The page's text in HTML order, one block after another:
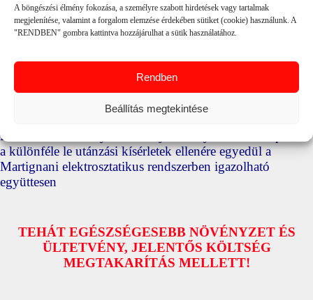
A böngészési élmény fokozása, a személyre szabott hirdetések vagy tartalmak
megjelenítése, valamint a forgalom elemzése érdekében sütiket (cookie) használunk. A
"RENDBEN" gombra kattintva hozzájárulhat a sütik használatához.
Rendben
Beállítás megtekintése
Az alkalmazás maximális sokoldalúsága és a tartozékok
széles választéka
karbantartás mellett
Gyümölcs és bor nem kívánt kémiai anyag maradványok
nélkül
Tökéletes fedettség a fák, növények legmagasabb részein
Ezekre az eredményekre és teljesítményekre való kapacitás
a különféle le utánzási kísérletek ellenére egyedül a
Martignani elektrosztatikus rendszerben igazolható
együttesen
TEHÁT EGÉSZSÉGESEBB NÖVÉNYZET ÉS
ÜLTETVÉNY, JELENTŐS KÖLTSÉG
MEGTAKARÍTÁS MELLETT!